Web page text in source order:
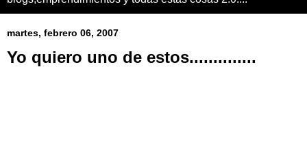
martes, febrero 06, 2007
Yo quiero uno de estos..............